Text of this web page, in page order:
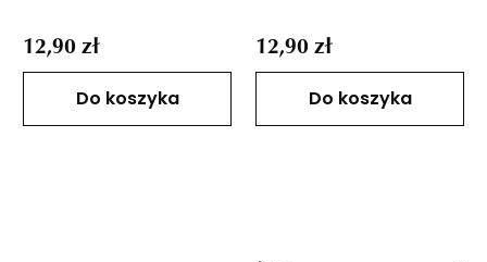
12,90 zł
Do koszyka
12,90 zł
Do koszyka